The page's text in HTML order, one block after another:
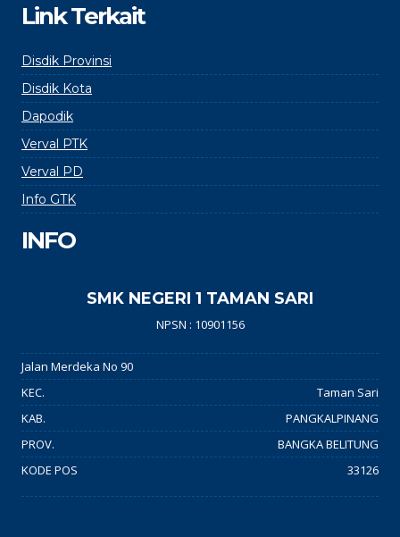
Link Terkait
Disdik Provinsi
Disdik Kota
Dapodik
Verval PTK
Verval PD
Info GTK
INFO
SMK NEGERI 1 TAMAN SARI
NPSN : 10901156
Jalan Merdeka No 90
KEC.
Taman Sari
KAB.
PANGKALPINANG
PROV.
BANGKA BELITUNG
KODE POS
33126